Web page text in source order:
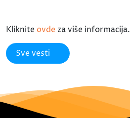
Kliknite ovde za više informacija.
Sve vesti